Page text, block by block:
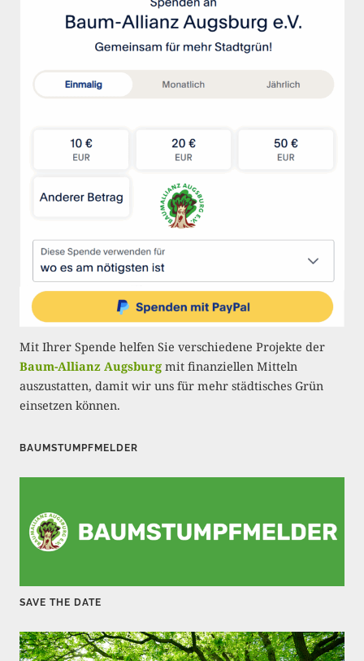
n
u
m
e
r
e
r
g
d
r
B
i
r
g
Mit Ihrer Spende helfen Sie verschiedene Projekte der
Baum-Allianz Augsburg mit finanziellen Mitteln
auszustatten, damit wir uns für mehr städtisches Grün
einsetzen können.
BAUMSTUMPFMELDER
SAVE THE DATE